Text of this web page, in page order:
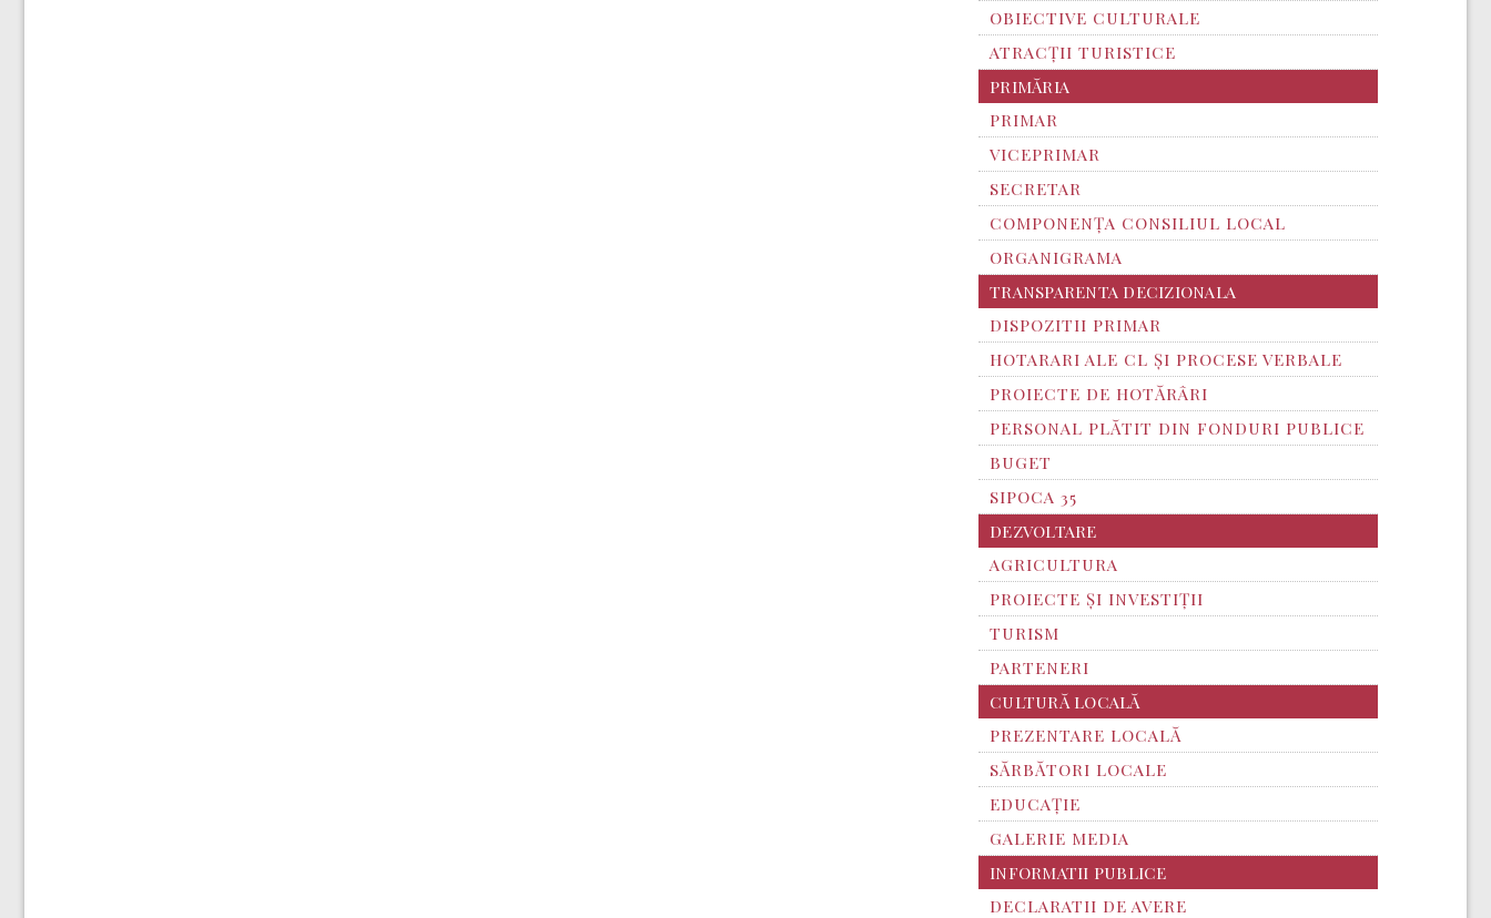
OBIECTIVE CULTURALE
ATRACȚII TURISTICE
PRIMĂRIA
PRIMAR
VICEPRIMAR
SECRETAR
COMPONENȚA CONSILIUL LOCAL
ORGANIGRAMA
TRANSPARENTA DECIZIONALA
DISPOZITII PRIMAR
HOTARARI ALE CL ȘI PROCESE VERBALE
PROIECTE DE HOTĂRÂRI
PERSONAL PLĂTIT DIN FONDURI PUBLICE
BUGET
SIPOCA 35
DEZVOLTARE
AGRICULTURA
PROIECTE ȘI INVESTIȚII
TURISM
PARTENERI
CULTURĂ LOCALĂ
PREZENTARE LOCALĂ
SĂRBĂTORI LOCALE
EDUCAȚIE
GALERIE MEDIA
INFORMATII PUBLICE
DECLARATII DE AVERE